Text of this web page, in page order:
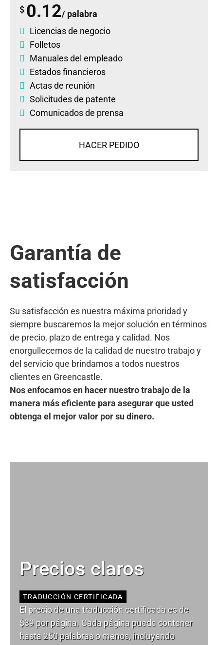
$ 0.12/ palabra
Licencias de negocio
Folletos
Manuales del empleado
Estados financieros
Actas de reunión
Solicitudes de patente
Comunicados de prensa
HACER PEDIDO
Garantía de
satisfacción
Su satisfacción es nuestra máxima prioridad y
siempre buscaremos la mejor solución en términos
de precio, plazo de entrega y calidad. Nos
enorgullecemos de la calidad de nuestro trabajo y
del servicio que brindamos a todos nuestros
clientes en Greencastle.
Nos enfocamos en hacer nuestro trabajo de la
manera más eficiente para asegurar que usted
obtenga el mejor valor por su dinero.
Precios claros
TRADUCCIÓN CERTIFICADA
El precio de una traducción certificada es de
$39 por página. Cada página puede contener
hasta 250 palabras o menos, incluyendo